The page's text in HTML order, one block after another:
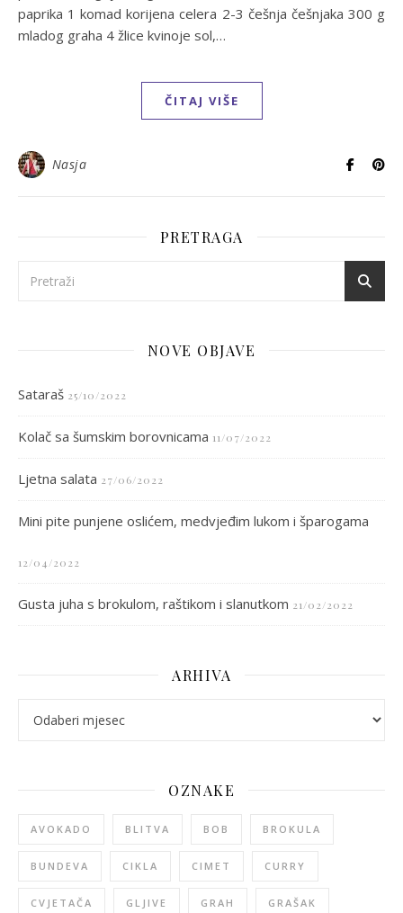
paprika 1 komad korijena celera 2-3 češnja češnjaka 300 g
mladog graha 4 žlice kvinoje sol,…
ČITAJ VIŠE
Nasja
PRETRAGA
NOVE OBJAVE
Sataraš 25/10/2022
Kolač sa šumskim borovnicama 11/07/2022
Ljetna salata 27/06/2022
Mini pite punjene oslićem, medvjeđim lukom i šparogama
12/04/2022
Gusta juha s brokulom, raštikom i slanutkom 21/02/2022
ARHIVA
OZNAKE
AVOKADO BLITVA BOB BROKULA
BUNDEVA CIKLA CIMET CURRY
CVJETAČA GLJIVE GRAH GRAŠAK